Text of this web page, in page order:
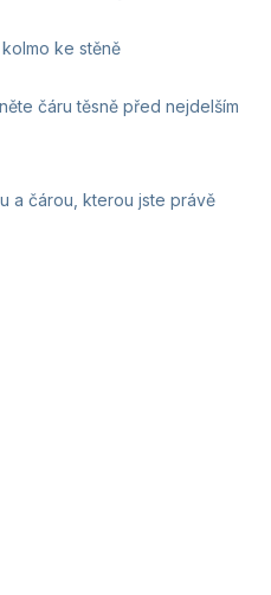
ke stěně
čáru těsně před nejdelším
a čárou, kterou jste právě